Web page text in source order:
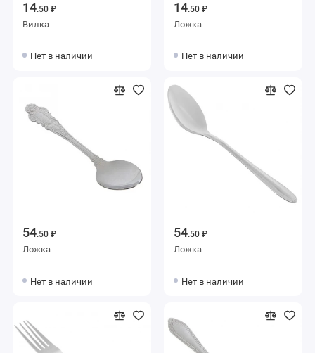
14.50 ₽
Вилка
Нет в наличии
14.50 ₽
Ложка
Нет в наличии
54.50 ₽
Ложка
Нет в наличии
54.50 ₽
Ложка
Нет в наличии